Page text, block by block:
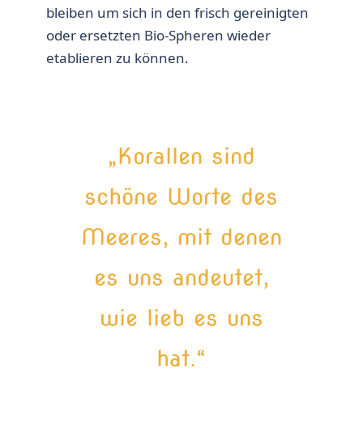
bleiben um sich in den frisch gereinigten
oder ersetzten Bio-Spheren wieder
etablieren zu können.
„Korallen sind
schöne Worte des
Meeres, mit denen
es uns andeutet,
wie lieb es uns
hat.“